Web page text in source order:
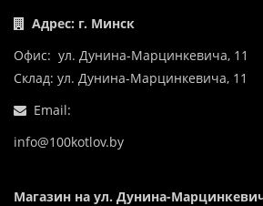
Адрес: г. Минск
Офис: ул. Дунина-Марцинкевича, 11
Склад: ул. Дунина-Марцинкевича, 11
Email:
info@100kotlov.by
Магазин на ул. Дунина-